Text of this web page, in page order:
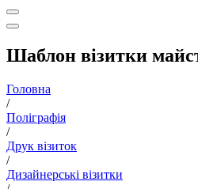
Шаблон візитки
Головна
/
Поліграфія
/
Друк візиток
/
Дизайнерські візитки